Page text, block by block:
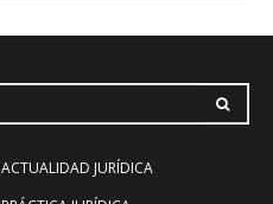
ACTUALIDAD JURÍDICA